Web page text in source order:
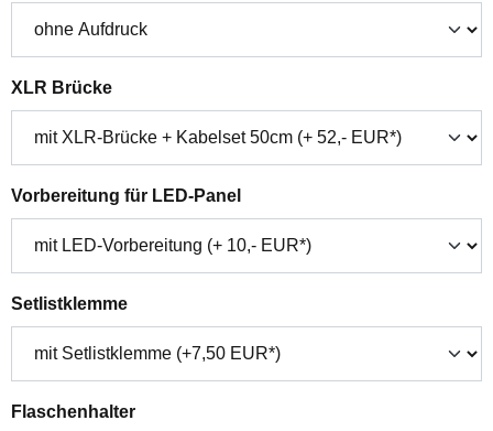
XLR Brückeauswählen
Vorbereitung für LED-Panelauswählen
Setlistklemmeauswählen
Flaschenhalterauswählen